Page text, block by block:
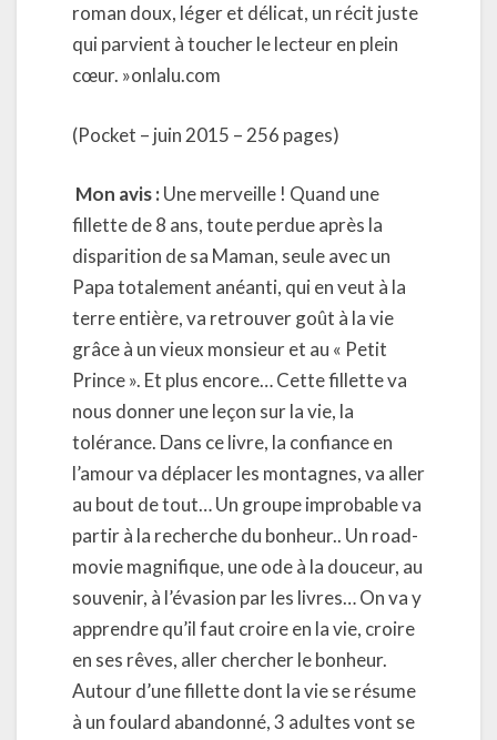
roman doux, léger et délicat, un récit juste
qui parvient à toucher le lecteur en plein
cœur. »onlalu.com
(Pocket – juin 2015 – 256 pages)
Mon avis :Une merveille ! Quand une
fillette de 8 ans, toute perdue après la
disparition de sa Maman, seule avec un
Papa totalement anéanti, qui en veut à la
terre entière, va retrouver goût à la vie
grâce à un vieux monsieur et au « Petit
Prince ». Et plus encore… Cette fillette va
nous donner une leçon sur la vie, la
tolérance. Dans ce livre, la confiance en
l’amour va déplacer les montagnes, va aller
au bout de tout… Un groupe improbable va
partir à la recherche du bonheur.. Un road-
movie magnifique, une ode à la douceur, au
souvenir, à l’évasion par les livres… On va y
apprendre qu’il faut croire en la vie, croire
en ses rêves, aller chercher le bonheur.
Autour d’une fillette dont la vie se résume
à un foulard abandonné, 3 adultes vont se